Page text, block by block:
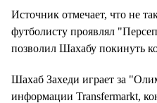
Источник отмечает, что не
футболисту проявлял
позволил Шахабу покинуть
Шахаб Захеди играет за
информации Transfermarkt,